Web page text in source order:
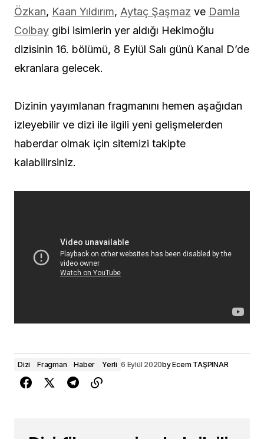
Özkan, Kaan Yıldırım, Aytaç Şaşmaz ve Damla
Colbay gibi isimlerin yer aldığı Hekimoğlu
dizisinin 16. bölümü, 8 Eylül Salı günü Kanal D’de
ekranlara gelecek.
Dizinin yayımlanan fragmanını hemen aşağıdan
izleyebilir ve dizi ile ilgili yeni gelişmelerden
haberdar olmak için sitemizi takipte
kalabilirsiniz.
Dizi Fragman Haber Yerli 6 Eylül 2020byEcem TAŞPINAR